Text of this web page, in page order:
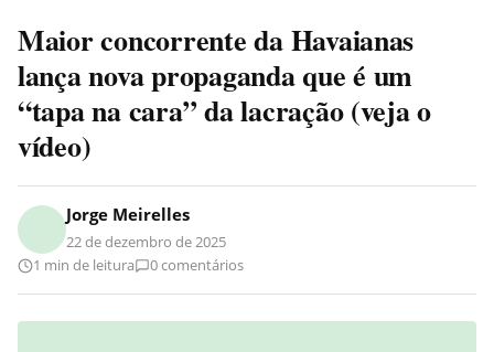
Maior concorrente da Havaianas
lança nova propaganda que é um
“tapa na cara” da lacração (veja o
vídeo)
Jorge Meirelles
22 de dezembro de 2025
1 min de leitura
0 comentários